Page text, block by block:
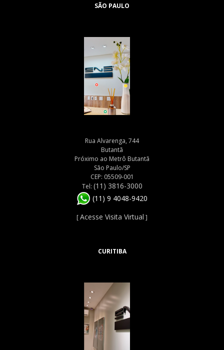
SÃO PAULO
Rua Alvarenga, 744
Butantã
Próximo ao Metrô Butantã
São Paulo/SP
CEP: 05509-001
Tel: (11) 3816-3000
(11) 9 4048-9420
[Acesse Visita Virtual ]
CURITIBA